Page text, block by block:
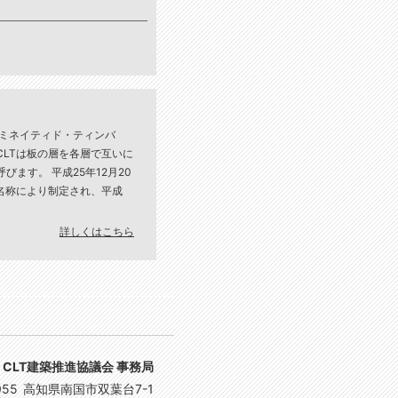
大会議室
ネイティド・ティンバ
は板の層を各層で互いに
びます。 平成25年12月20
称により制定され、平成
詳しくはこちら
CLT建築推進協議会 事務局
高知県南国市双葉台7-1